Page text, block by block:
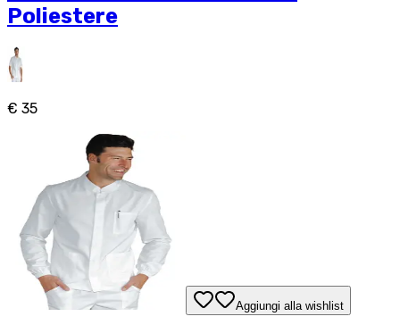
Poliestere
€ 35
Aggiungi alla wishlist